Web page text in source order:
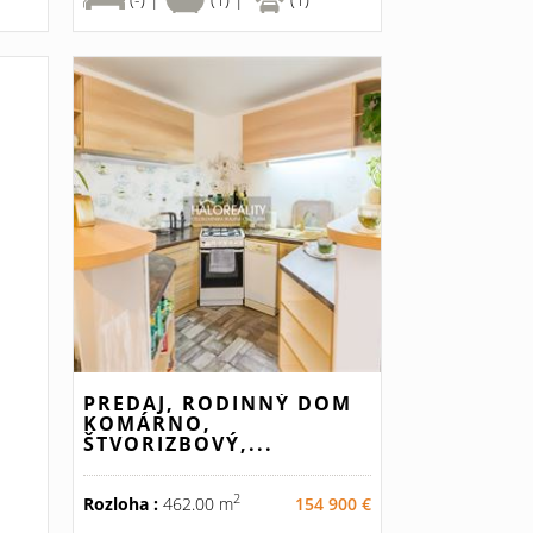
PREDAJ, RODINNÝ DOM
KOMÁRNO,
ŠTVORIZBOVÝ,...
Rozloha : 462.00 m2
154 900 €